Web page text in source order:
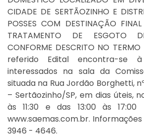
CIDADE DE SERTÃOZINHO E
POSSES COM DESTINAÇÃO
TRATAMENTO DE ESGOTO
CONFORME DESCRITO NO TERMO
referido Edital encontra-se
interessados na sala da
situada na Rua Jordão Borghetti,
– Sertãozinho/SP, em dias úteis,
às 11:30 e das 13:00 às
www.saemas.com.br.
3946 - 4646.